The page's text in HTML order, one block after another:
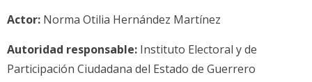
Actor: Norma Otilia Hernández Martínez
Autoridad responsable: Instituto Electoral y de
Participación Ciudadana del Estado de Guerrero